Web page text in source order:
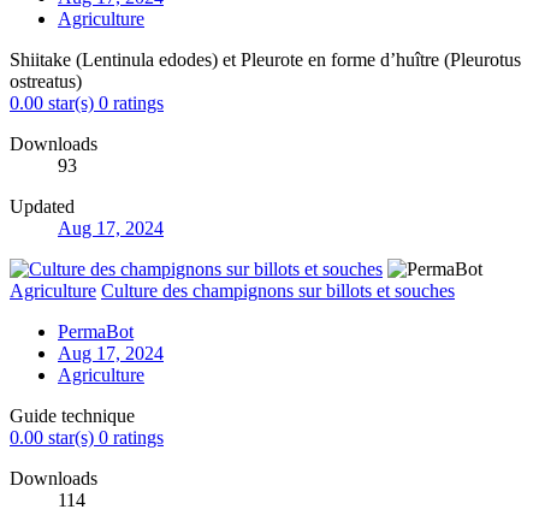
Agriculture
Shiitake (Lentinula edodes) et Pleurote en forme d’huître (Pleurotus
ostreatus)
0.00 star(s) 0 ratings
Downloads
93
Updated
Aug 17, 2024
Agriculture Culture des champignons sur billots et souches
PermaBot
Aug 17, 2024
Agriculture
Guide technique
0.00 star(s) 0 ratings
Downloads
114